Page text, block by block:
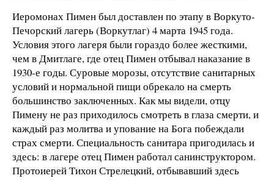
Иеромонах Пимен был доставлен по этапу в Воркуто-
Печорский лагерь (Воркутлаг) 4 марта 1945 года.
Условия этого лагеря были гораздо более жесткими,
чем в Дмитлаге, где отец Пимен отбывал наказание в
1930-е годы. Суровые морозы, отсутствие санитарных
условий и нормальной пищи обрекало на смерть
большинство заключенных. Как мы видели, отцу
Пимену не раз приходилось смотреть в глаза смерти, и
каждый раз молитва и упование на Бога побеждали
страх смерти. Специальность санитара пригодилась и
здесь: в лагере отец Пимен работал санинструктором.
Протоиерей Тихон Стрелецкий, отбывавший здесь